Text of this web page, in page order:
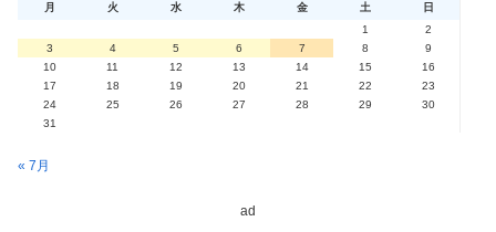
月 火 水 木 金 土
日
1
2
3
4 5 6 7 8
9
10
11 12 13 14 15
16
17
18 19 20 21 22
23
24
25 26 27 28 29
30
31
« 7月
ad